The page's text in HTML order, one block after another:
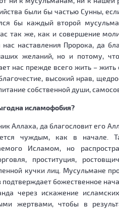
были бы частью Сунны,
бы каждый второй
так же, как и совершение
нас наставления Пророка, да
желаний, но и потому,
нас прежде всего жить –
высокий нрав,
собственной души,
исламофобия?
Аллаха, да благословит его
чуждым, как в начале.
Исламом, но
проституция,
кучки лиц. Мусульмане
божественное
через искажение
жертвами, чтобы в